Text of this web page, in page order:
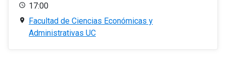
17:00
Facultad de Ciencias Económicas y
Administrativas UC